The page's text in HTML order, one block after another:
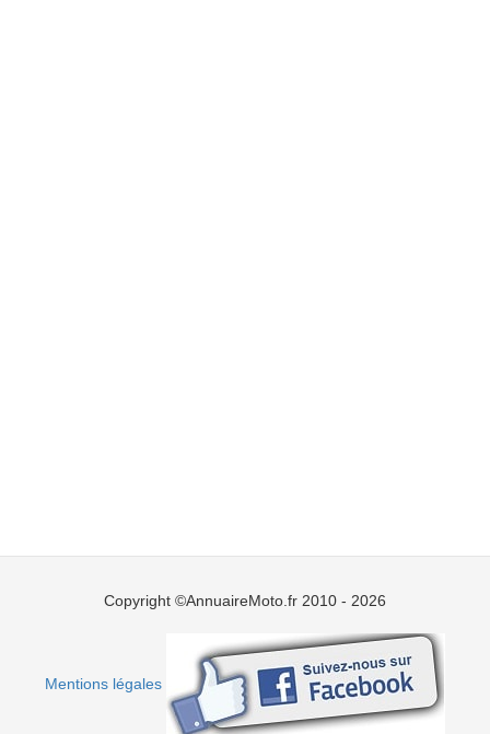
Copyright ©AnnuaireMoto.fr 2010 - 2026
Mentions légales